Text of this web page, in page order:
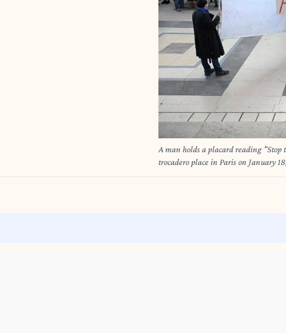
A man holds a placard reading
trocadero place in Paris on January
scale attack in Baga, which straddles